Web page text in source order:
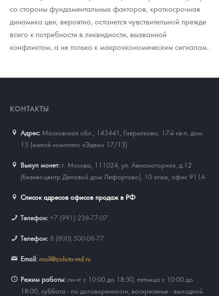
со стороны фундаментальных факторов, краткосрочная
динамика цен, вероятно, останется чувствительной прежде
всего к потребности в ликвидности, вызванной
конфликтом, а не только к макроэкономическим сигналам.
КОНТАКТЫ
Адрес: Московская обл., 143441
Гаврилково, 17-й кв-л, дом
13 (жилой комплекс «Эдем» 17/13)
Выкуп монет: г. Москва, 111024, ул. Авиамоторная, д.12
(бизнес-центр Деловой дом Лефортово), 10 этаж, офис 911А
Список адресов офисов продаж в РФ
Телефон: +7 (991) 238-77-07
Телефон: 8 (800) 500-08-77
Email: mail@zoloto-md.ru
Режим работы: пн-чт с 10:00 до 18:30, пятница с 10:00 до
18:00, суббота - по договоренности, воскресенье - выходной.